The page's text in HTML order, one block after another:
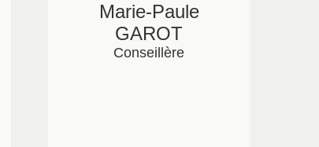
Marie-Paule
GAROT
Conseillère